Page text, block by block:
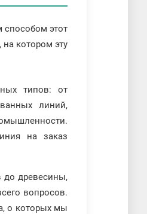
этот
котором эту
типов: от
линий,
на заказ
до древесины,
вопросов.
о которых мы